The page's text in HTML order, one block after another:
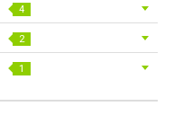
4
2
1